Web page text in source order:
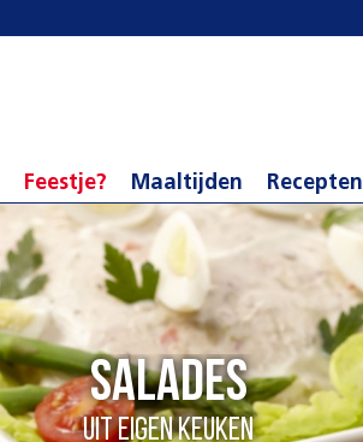
Feestje? Maaltijden Recepten
Salades
Uit eigen keuken